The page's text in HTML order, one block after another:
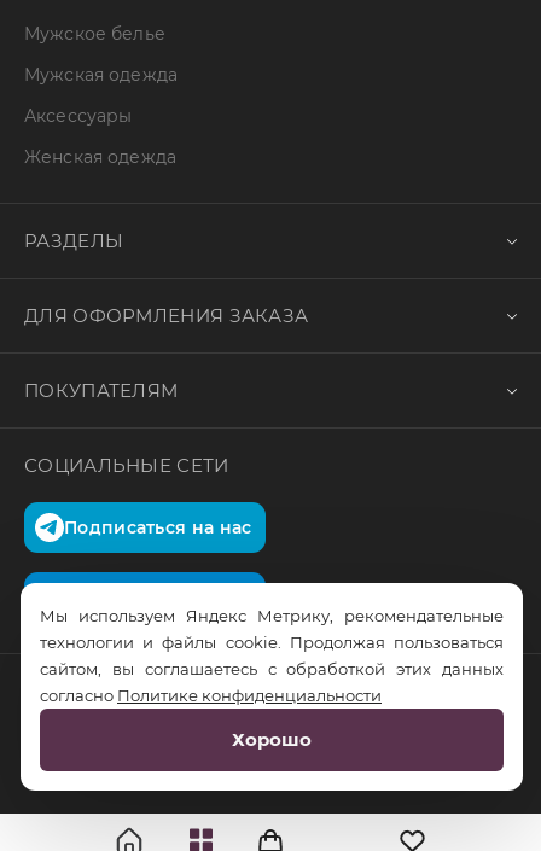
Мужское белье
Мужская одежда
Аксессуары
Женская одежда
РАЗДЕЛЫ
ДЛЯ ОФОРМЛЕНИЯ ЗАКАЗА
ПОКУПАТЕЛЯМ
СОЦИАЛЬНЫЕ СЕТИ
Подписаться на нас
© RusTrus. 2011-2026. Все права защищены
RS Digital
Мы используем Яндекс Метрику, рекомендательные
технологии и файлы cookie. Продолжая пользоваться
сайтом, вы соглашаетесь с обработкой этих данных
согласно Политике конфиденциальности
Хорошо